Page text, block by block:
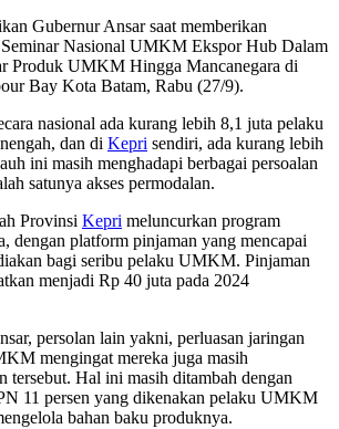
Gubernur Ansar saat memberikan
Seminar Nasional UMKM Ekspor Hub Dalam
Produk UMKM Hingga Mancanegara di
Bay Kota Batam, Rabu (27/9).
nasional ada kurang lebih 8,1 juta pelaku
dan di Kepri sendiri, ada kurang lebih
ini masih menghadapi berbagai persoalan
satunya akses permodalan.
Provinsi Kepri meluncurkan program
dengan platform pinjaman yang mencapai
bagi seribu pelaku UMKM. Pinjaman
menjadi Rp 40 juta pada 2024
persolan lain yakni, perluasan jaringan
mengingat mereka juga masih
tersebut. Hal ini masih ditambah dengan
11 persen yang dikenakan pelaku UMKM
bahan baku produknya.